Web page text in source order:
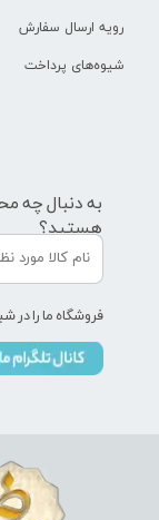
رویه ارسال سفارش
شیوه‌های پرداخت
به دنبال چه
هستید؟
فروشگاه ما را در